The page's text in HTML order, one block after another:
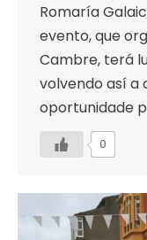
Romaría
evento, que
Cambre, terá
volvendo así a
oportunidade
0